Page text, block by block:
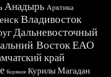
Анадырь Арктика
Владивосток
Дальневосточный
ВостокЕАО
край
Корякия Курилы Магадан